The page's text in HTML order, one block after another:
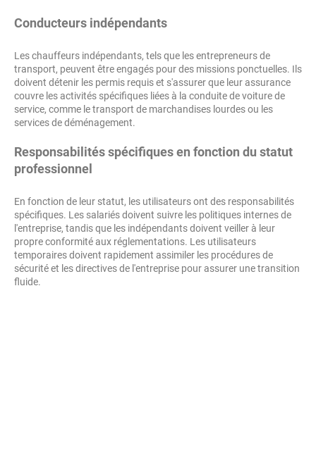
Conducteurs indépendants
Les chauffeurs indépendants, tels que les entrepreneurs de
transport, peuvent être engagés pour des missions ponctuelles. Ils
doivent détenir les permis requis et s'assurer que leur assurance
couvre les activités spécifiques liées à la conduite de voiture de
service, comme le transport de marchandises lourdes ou les
services de déménagement.
Responsabilités spécifiques en fonction du statut
professionnel
En fonction de leur statut, les utilisateurs ont des responsabilités
spécifiques. Les salariés doivent suivre les politiques internes de
l'entreprise, tandis que les indépendants doivent veiller à leur
propre conformité aux réglementations. Les utilisateurs
temporaires doivent rapidement assimiler les procédures de
sécurité et les directives de l'entreprise pour assurer une transition
fluide.